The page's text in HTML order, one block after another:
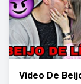
Video De